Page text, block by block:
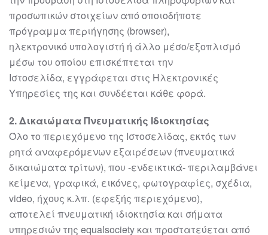
προσωπικών στοιχείων από οποιοδήποτε
πρόγραμμα περιήγησης (browser),
ηλεκτρονικό υπολογιστή ή άλλο μέσο/εξοπλισμό
μέσω του οποίου επισκέπτεται την
Ιστοσελίδα, εγγράφεται στις Ηλεκτρονικές
Υπηρεσίες της και συνδέεται κάθε φορά.
2. Δικαιώματα Πνευματικής Ιδιοκτησίας
Όλο το περιεχόμενο της Ιστοσελίδας, εκτός των
ρητά αναφερόμενων εξαιρέσεων (πνευματικά
δικαιώματα τρίτων), που -ενδεικτικά-περιλαμβάνει
κείμενα, γραφικά, εικόνες, φωτογραφίες, σχέδια,
video, ήχους κ.λπ. (εφεξής περιεχόμενο),
αποτελεί πνευματική ιδιοκτησία και σήματα
υπηρεσιών της equalsociety και προστατεύεται από